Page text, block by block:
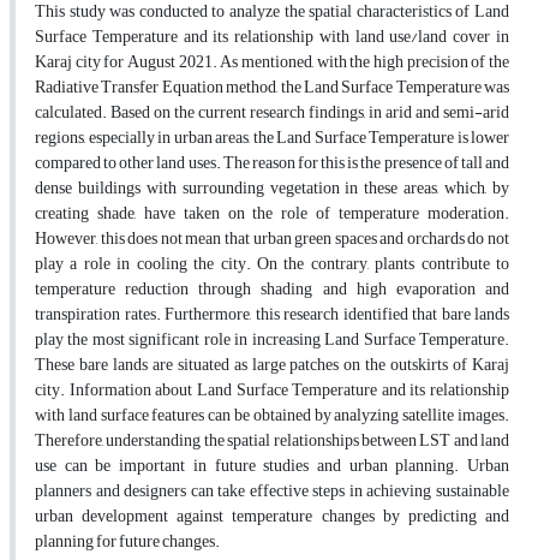
This study was conducted to analyze the spatial characteristics of Land
Surface Temperature and its relationship with land use/land cover in
Karaj city for August 2021. As mentioned, with the high precision of the
Radiative Transfer Equation method, the Land Surface Temperature was
calculated. Based on the current research findings, in arid and semi-arid
regions, especially in urban areas, the Land Surface Temperature is lower
compared to other land uses. The reason for this is the presence of tall and
dense buildings with surrounding vegetation in these areas, which, by
creating shade, have taken on the role of temperature moderation.
However, this does not mean that urban green spaces and orchards do not
play a role in cooling the city. On the contrary, plants contribute to
temperature reduction through shading and high evaporation and
transpiration rates. Furthermore, this research identified that bare lands
play the most significant role in increasing Land Surface Temperature.
These bare lands are situated as large patches on the outskirts of Karaj
city. Information about Land Surface Temperature and its relationship
with land surface features can be obtained by analyzing satellite images.
Therefore, understanding the spatial relationships between LST and land
use can be important in future studies and urban planning. Urban
planners and designers can take effective steps in achieving sustainable
urban development against temperature changes by predicting and
planning for future changes.